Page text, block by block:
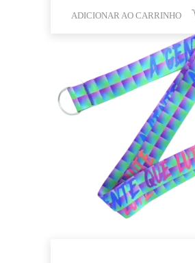
ADICIONAR AO CARRINHO